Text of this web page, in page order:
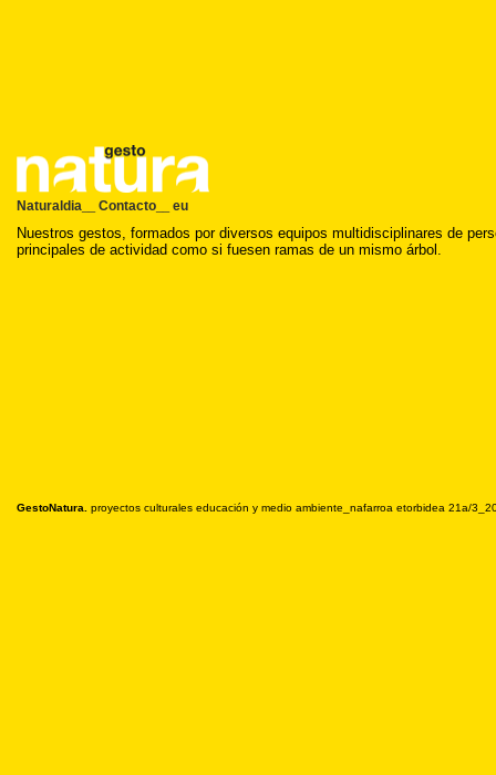
Naturaldia Contacto eu
Nuestros gestos, formados por diversos equipos multidisciplinares de
principales de actividad como si fuesen ramas de un mismo árbol.
GestoNatura. proyectos culturales educación y medio ambiente_nafarroa etorbidea 21a/